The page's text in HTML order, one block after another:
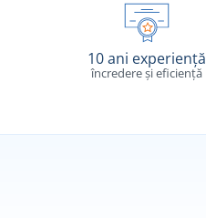
10 ani experiență
încredere și eficiență